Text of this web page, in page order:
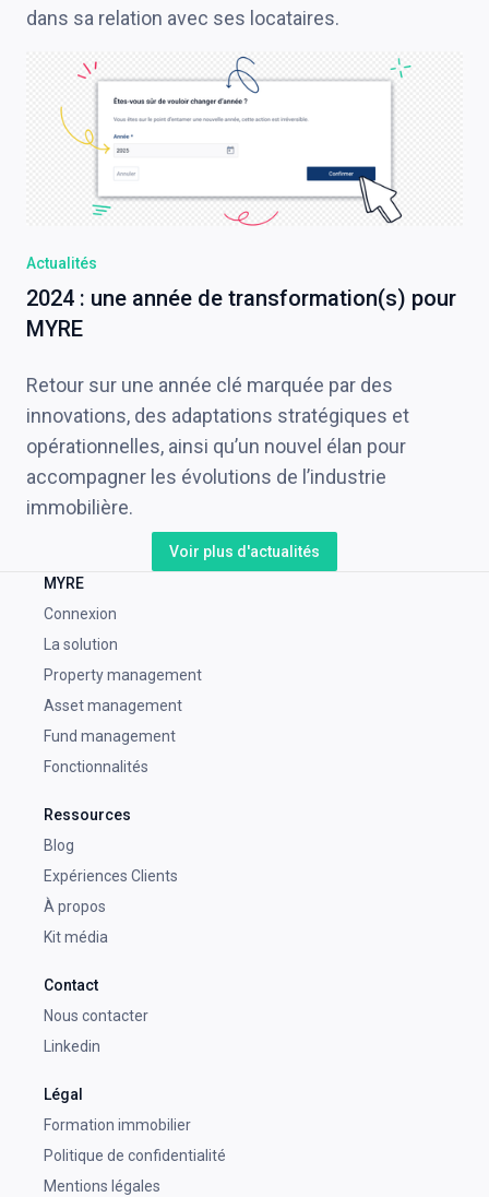
dans sa relation avec ses locataires.
Actualités
2024 : une année de transformation(s) pour
MYRE
Retour sur une année clé marquée par des
innovations, des adaptations stratégiques et
opérationnelles, ainsi qu’un nouvel élan pour
accompagner les évolutions de l’industrie
immobilière.
Voir plus d'actualités
MYRE
Connexion
La solution
Property management
Asset management
Fund management
Fonctionnalités
Ressources
Blog
Expériences Clients
À propos
Kit média
Contact
Nous contacter
Linkedin
Légal
Formation immobilier
Politique de confidentialité
Mentions légales